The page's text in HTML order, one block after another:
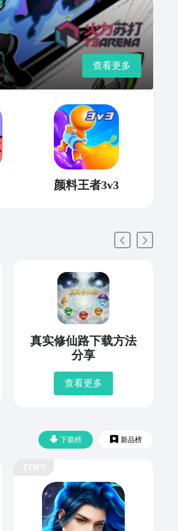
查看更多
颜料王者3v3
真实修仙路下载方法
分享
查看更多
下载榜 新品榜